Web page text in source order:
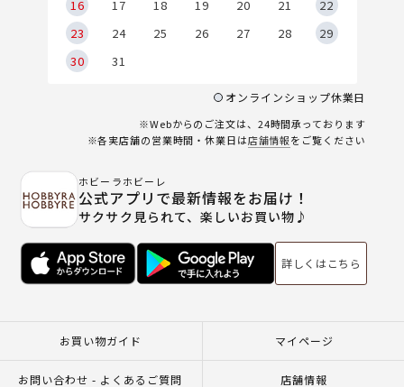
16
17 18 19 20 21
22
23
24 25 26 27 28
29
30
31
オンラインショップ休業日
※Webからのご注文は、24時間承っております
※各実店舗の営業時間・休業日は店舗情報をご覧ください
ホビーラホビーレ
公式アプリで最新情報をお届け！
サクサク見られて、楽しいお買い物♪
詳しくはこちら
お買い物ガイド マイページ
お問い合わせ - よくあるご質問 店舗情報